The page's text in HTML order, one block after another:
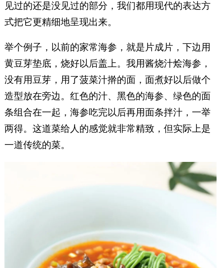
见过的还是没见过的部分，我们都用现代的表达方
式把它更精细地呈现出来。
举个例子，以前的家常海参，就是片成片，下边用
黄豆芽垫底，烧好以后盖上。我用酱烧汁烩海参，
没有用豆芽，用了菠菜汁擀的面，面煮好以后做个
造型放在旁边。红色的汁、黑色的海参、绿色的面
条组合在一起，海参吃完以后再用面条拌汁，一举
两得。这道菜给人的感觉就非常精致，但实际上是
一道传统的菜。